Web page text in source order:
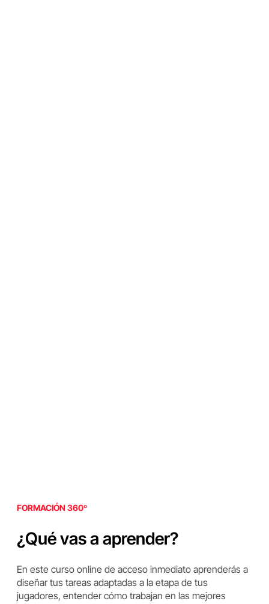
FORMACIÓN 360º
¿Qué vas a aprender?
En este curso online de acceso inmediato aprenderás a
diseñar tus tareas adaptadas a la etapa de tus
jugadores, entender cómo trabajan en las mejores